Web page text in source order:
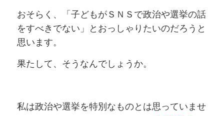
おそらく、「子どもがＳＮＳで政治や選挙の話
をすべきでない」とおっしゃりたいのだろうと
思います。
果たして、そうなんでしょうか。
私は政治や選挙を特別なものとは思っていませ